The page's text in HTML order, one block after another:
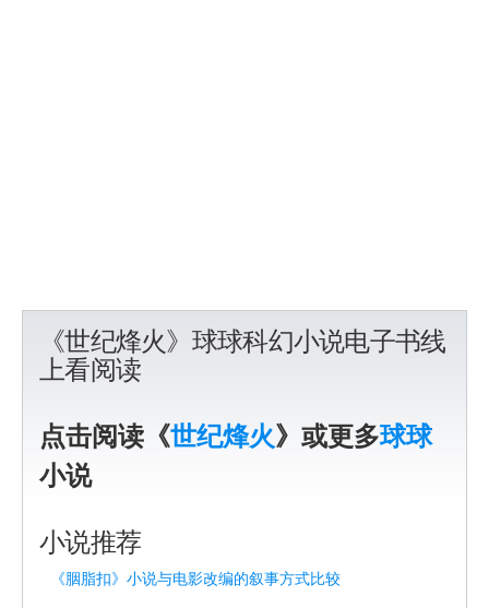
《世纪烽火》球球科幻小说电子书线
上看阅读
点击阅读《世纪烽火》或更多球球
小说
小说推荐
《胭脂扣》小说与电影改编的叙事方式比较